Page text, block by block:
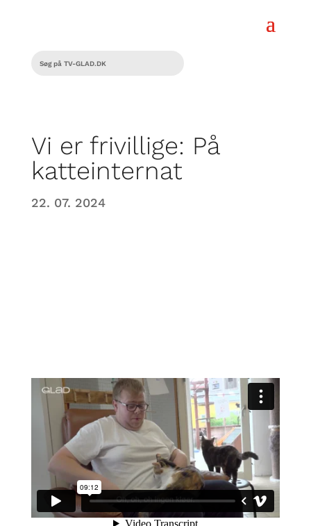
Vi er frivillige: På
katteinternat
22. 07. 2024